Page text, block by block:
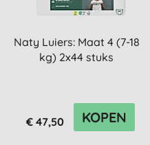
Naty Luiers: Maat 4 (7-18
kg) 2x44 stuks
€ 47,50 KOPEN